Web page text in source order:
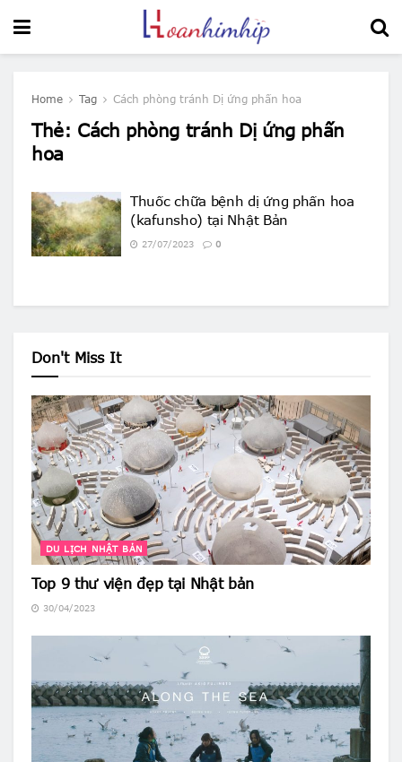
Home Tag Cách phòng tránh Dị ứng phấn hoa
Thẻ: Cách phòng tránh Dị ứng phấn
hoa
Thuốc chữa bệnh dị ứng phấn hoa
(kafunsho) tại Nhật Bản
27/07/2023 0
Don't Miss It
DU LỊCH NHẬT BẢN
Top 9 thư viện đẹp tại Nhật bản
30/04/2023